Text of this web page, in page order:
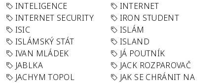
INTELIGENCE
INTERNET
INTERNET SECURITY
IRON STUDENT
ISIC
ISLÁM
ISLÁMSKÝ STÁT
ISLAND
IVAN MLÁDEK
JÁ POUTNÍK
JABLKA
JACK ROZPAROVAČ
JACHYM TOPOL
JAK SE CHRÁNIT NA